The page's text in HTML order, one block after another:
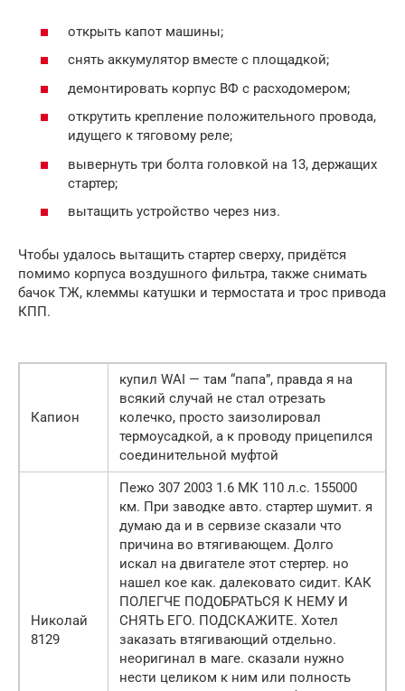
открыть капот машины;
снять аккумулятор вместе с площадкой;
демонтировать корпус ВФ с расходомером;
открутить крепление положительного провода,
идущего к тяговому реле;
вывернуть три болта головкой на 13, держащих
стартер;
вытащить устройство через низ.
Чтобы удалось вытащить стартер сверху, придётся
помимо корпуса воздушного фильтра, также снимать
бачок ТЖ, клеммы катушки и термостата и трос привода
КПП.
Капион
купил WAI — там “папа”, правда я на
всякий случай не стал отрезать
колечко, просто заизолировал
термоусадкой, а к проводу прицепился
соединительной муфтой
Николай
8129
Пежо 307 2003 1.6 МК 110 л.с. 155000
км. При заводке авто. стартер шумит. я
думаю да и в сервизе сказали что
причина во втягивающем. Долго
искал на двигателе этот стертер. но
нашел кое как. далековато сидит. КАК
ПОЛЕГЧЕ ПОДОБРАТЬСЯ К НЕМУ И
СНЯТЬ ЕГО. ПОДСКАЖИТЕ. Хотел
заказать втягивающий отдельно.
неоригинал в маге. сказали нужно
нести целиком к ним или полность